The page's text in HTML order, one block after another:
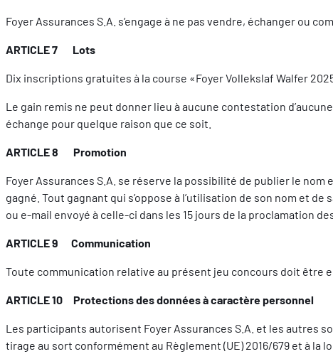
Foyer Assurances S.A. s’engage à ne pas vendre, échanger ou
ARTICLE 7 Lots
Dix inscriptions gratuites à la course «Foyer Vollekslaf Walfer
Le gain remis ne peut donner lieu à aucune contestation
échange pour quelque raison que ce soit.
ARTICLE 8 Promotion
Foyer Assurances S.A. se réserve la possibilité de publier le
gagné. Tout gagnant qui s’oppose à l’utilisation de son nom et
ou e-mail envoyé à celle-ci dans les 15 jours de la proclamation
ARTICLE 9 Communication
Toute communication relative au présent jeu concours doit être
ARTICLE 10 Protections des données à caractère personnel
Les participants autorisent Foyer Assurances S.A. et les autres
tirage au sort conformément au Règlement (UE) 2016/679 et à la